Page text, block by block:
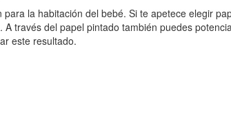
la habitación del bebé. Si te apetece elegir
través del papel pintado también puedes
este resultado.